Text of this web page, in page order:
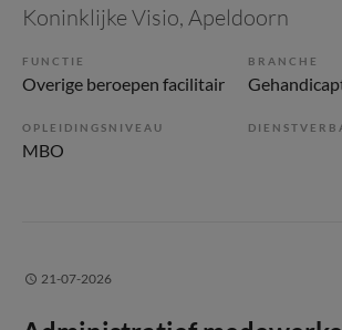
Koninklijke Visio, Apeldoorn
FUNCTIE
Overige beroepen facilitair
BRANCHE
OPLEIDINGSNIVEAU
MBO
21-07-2026